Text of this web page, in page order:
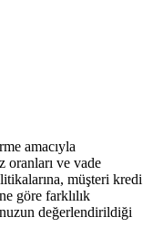
amacıyla
oranları ve vade
müşteri kredi
göre farklılık
değerlendirildiği